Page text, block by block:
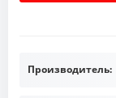
Производитель: